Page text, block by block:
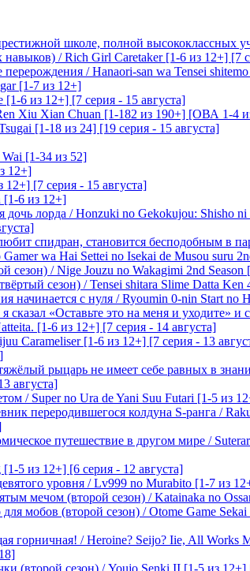
школе, полной высококлассных
/ Rich Girl Caretaker [1-6 из 12+] [7
перерождения / Hanaori-san wa Tensei
[1-7 из 12+]
6 из 12+] [7 серия - 15 августа]
Xiu Xian Chuan [1-182 из 190+] [ОВА 1-4
[1-18 из 24] [19 серия - 15 августа]
[1-34 из 52]
12+]
[7 серия - 15 августа]
[1-6 из 12+]
лорда / Honzuki no Gekokujou: Shisho
спидран, становится бесподобным в
wa Hai Settei no Isekai de Musou suru
сезон) / Nige Jouzu no Wakagimi 2nd Season
сезон) / Tensei shitara Slime Datta Ken
начинается с нуля / Ryoumin 0-nin Start no
сказал «Оставьте это на меня и уходите»
[1-6 из 12+] [7 серия - 14 августа]
Carameliser [1-6 из 12+] [7 серия - 13
рыцарь не имеет себе равных в
августа]
/ Super no Ura de Yani Suu Futari [1-5 из
переродившегося колдуна S-ранга /
путешествие в другом мире /
5 из 12+] [6 серия - 12 августа]
уровня / Lv999 no Murabito [1-7 из
мечом (второй сезон) / Katainaka no
мобов (второй сезон) / Otome Game
горничная! / Heroine? Seijo? Iie, All Works
(второй сезон) / Youjo Senki II [1-5 из 12+]